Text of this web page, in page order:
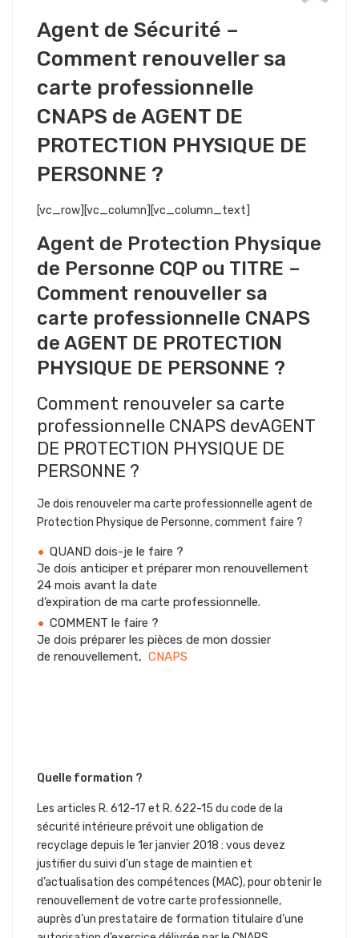
Agent de Sécurité –
Comment renouveller sa
carte professionnelle
CNAPS de AGENT DE
PROTECTION PHYSIQUE DE
PERSONNE ?
[vc_row][vc_column][vc_column_text]
Agent de Protection Physique
de Personne CQP ou TITRE –
Comment renouveller sa
carte professionnelle CNAPS
de AGENT DE PROTECTION
PHYSIQUE DE PERSONNE ?
Comment renouveler sa carte
professionnelle CNAPS devAGENT
DE PROTECTION PHYSIQUE DE
PERSONNE ?
Je dois renouveler ma carte professionnelle agent de
Protection Physique de Personne, comment faire ?
QUAND dois-je le faire ?
Je dois anticiper et préparer mon renouvellement
24 mois avant la date
d’expiration de ma carte professionnelle.
COMMENT le faire ?
Je dois préparer les pièces de mon dossier
de renouvellement, CNAPS
Quelle formation ?
Les articles R. 612-17 et R. 622-15 du code de la
sécurité intérieure prévoit une obligation de
recyclage depuis le 1er janvier 2018 : vous devez
justifier du suivi d’un stage de maintien et
d’actualisation des compétences (MAC), pour obtenir le
renouvellement de votre carte professionnelle,
auprès d’un prestataire de formation titulaire d’une